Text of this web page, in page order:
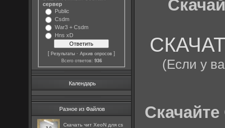
сервер
Public
Csdm
War3 + Csdm
Hns xD
[Результаты ·Архив опросов ]
Всего ответов: 936
Календарь
Разное из Файлов
Скачать чит XeoN для cs
(Если у